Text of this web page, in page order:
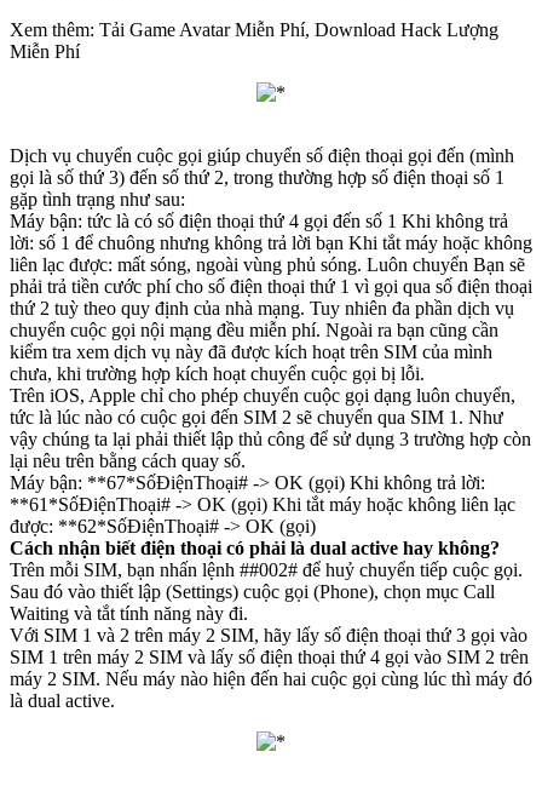
Xem thêm: Tải Game Avatar Miễn Phí, Download Hack Lượng
Miễn Phí
Dịch vụ chuyển cuộc gọi giúp chuyển số điện thoại gọi đến (mình
gọi là số thứ 3) đến số thứ 2, trong thường hợp số điện thoại số 1
gặp tình trạng như sau:
Máy bận: tức là có số điện thoại thứ 4 gọi đến số 1 Khi không trả
lời: số 1 để chuông nhưng không trả lời bạn Khi tắt máy hoặc không
liên lạc được: mất sóng, ngoài vùng phủ sóng. Luôn chuyển Bạn sẽ
phải trả tiền cước phí cho số điện thoại thứ 1 vì gọi qua số điện thoại
thứ 2 tuỳ theo quy định của nhà mạng. Tuy nhiên đa phần dịch vụ
chuyển cuộc gọi nội mạng đều miễn phí. Ngoài ra bạn cũng cần
kiểm tra xem dịch vụ này đã được kích hoạt trên SIM của mình
chưa, khi trường hợp kích hoạt chuyển cuộc gọi bị lỗi.
Trên iOS, Apple chỉ cho phép chuyển cuộc gọi dạng luôn chuyển,
tức là lúc nào có cuộc gọi đến SIM 2 sẽ chuyển qua SIM 1. Như
vậy chúng ta lại phải thiết lập thủ công để sử dụng 3 trường hợp còn
lại nêu trên bằng cách quay số.
Máy bận: **67*SốĐiệnThoại# -> OK (gọi) Khi không trả lời:
**61*SốĐiệnThoại# -> OK (gọi) Khi tắt máy hoặc không liên lạc
được: **62*SốĐiệnThoại# -> OK (gọi)
Cách nhận biết điện thoại có phải là dual active hay không?
Trên mỗi SIM, bạn nhấn lệnh ##002# để huỷ chuyển tiếp cuộc gọi.
Sau đó vào thiết lập (Settings) cuộc gọi (Phone), chọn mục Call
Waiting và tắt tính năng này đi.
Với SIM 1 và 2 trên máy 2 SIM, hãy lấy số điện thoại thứ 3 gọi vào
SIM 1 trên máy 2 SIM và lấy số điện thoại thứ 4 gọi vào SIM 2 trên
máy 2 SIM. Nếu máy nào hiện đến hai cuộc gọi cùng lúc thì máy đó
là dual active.